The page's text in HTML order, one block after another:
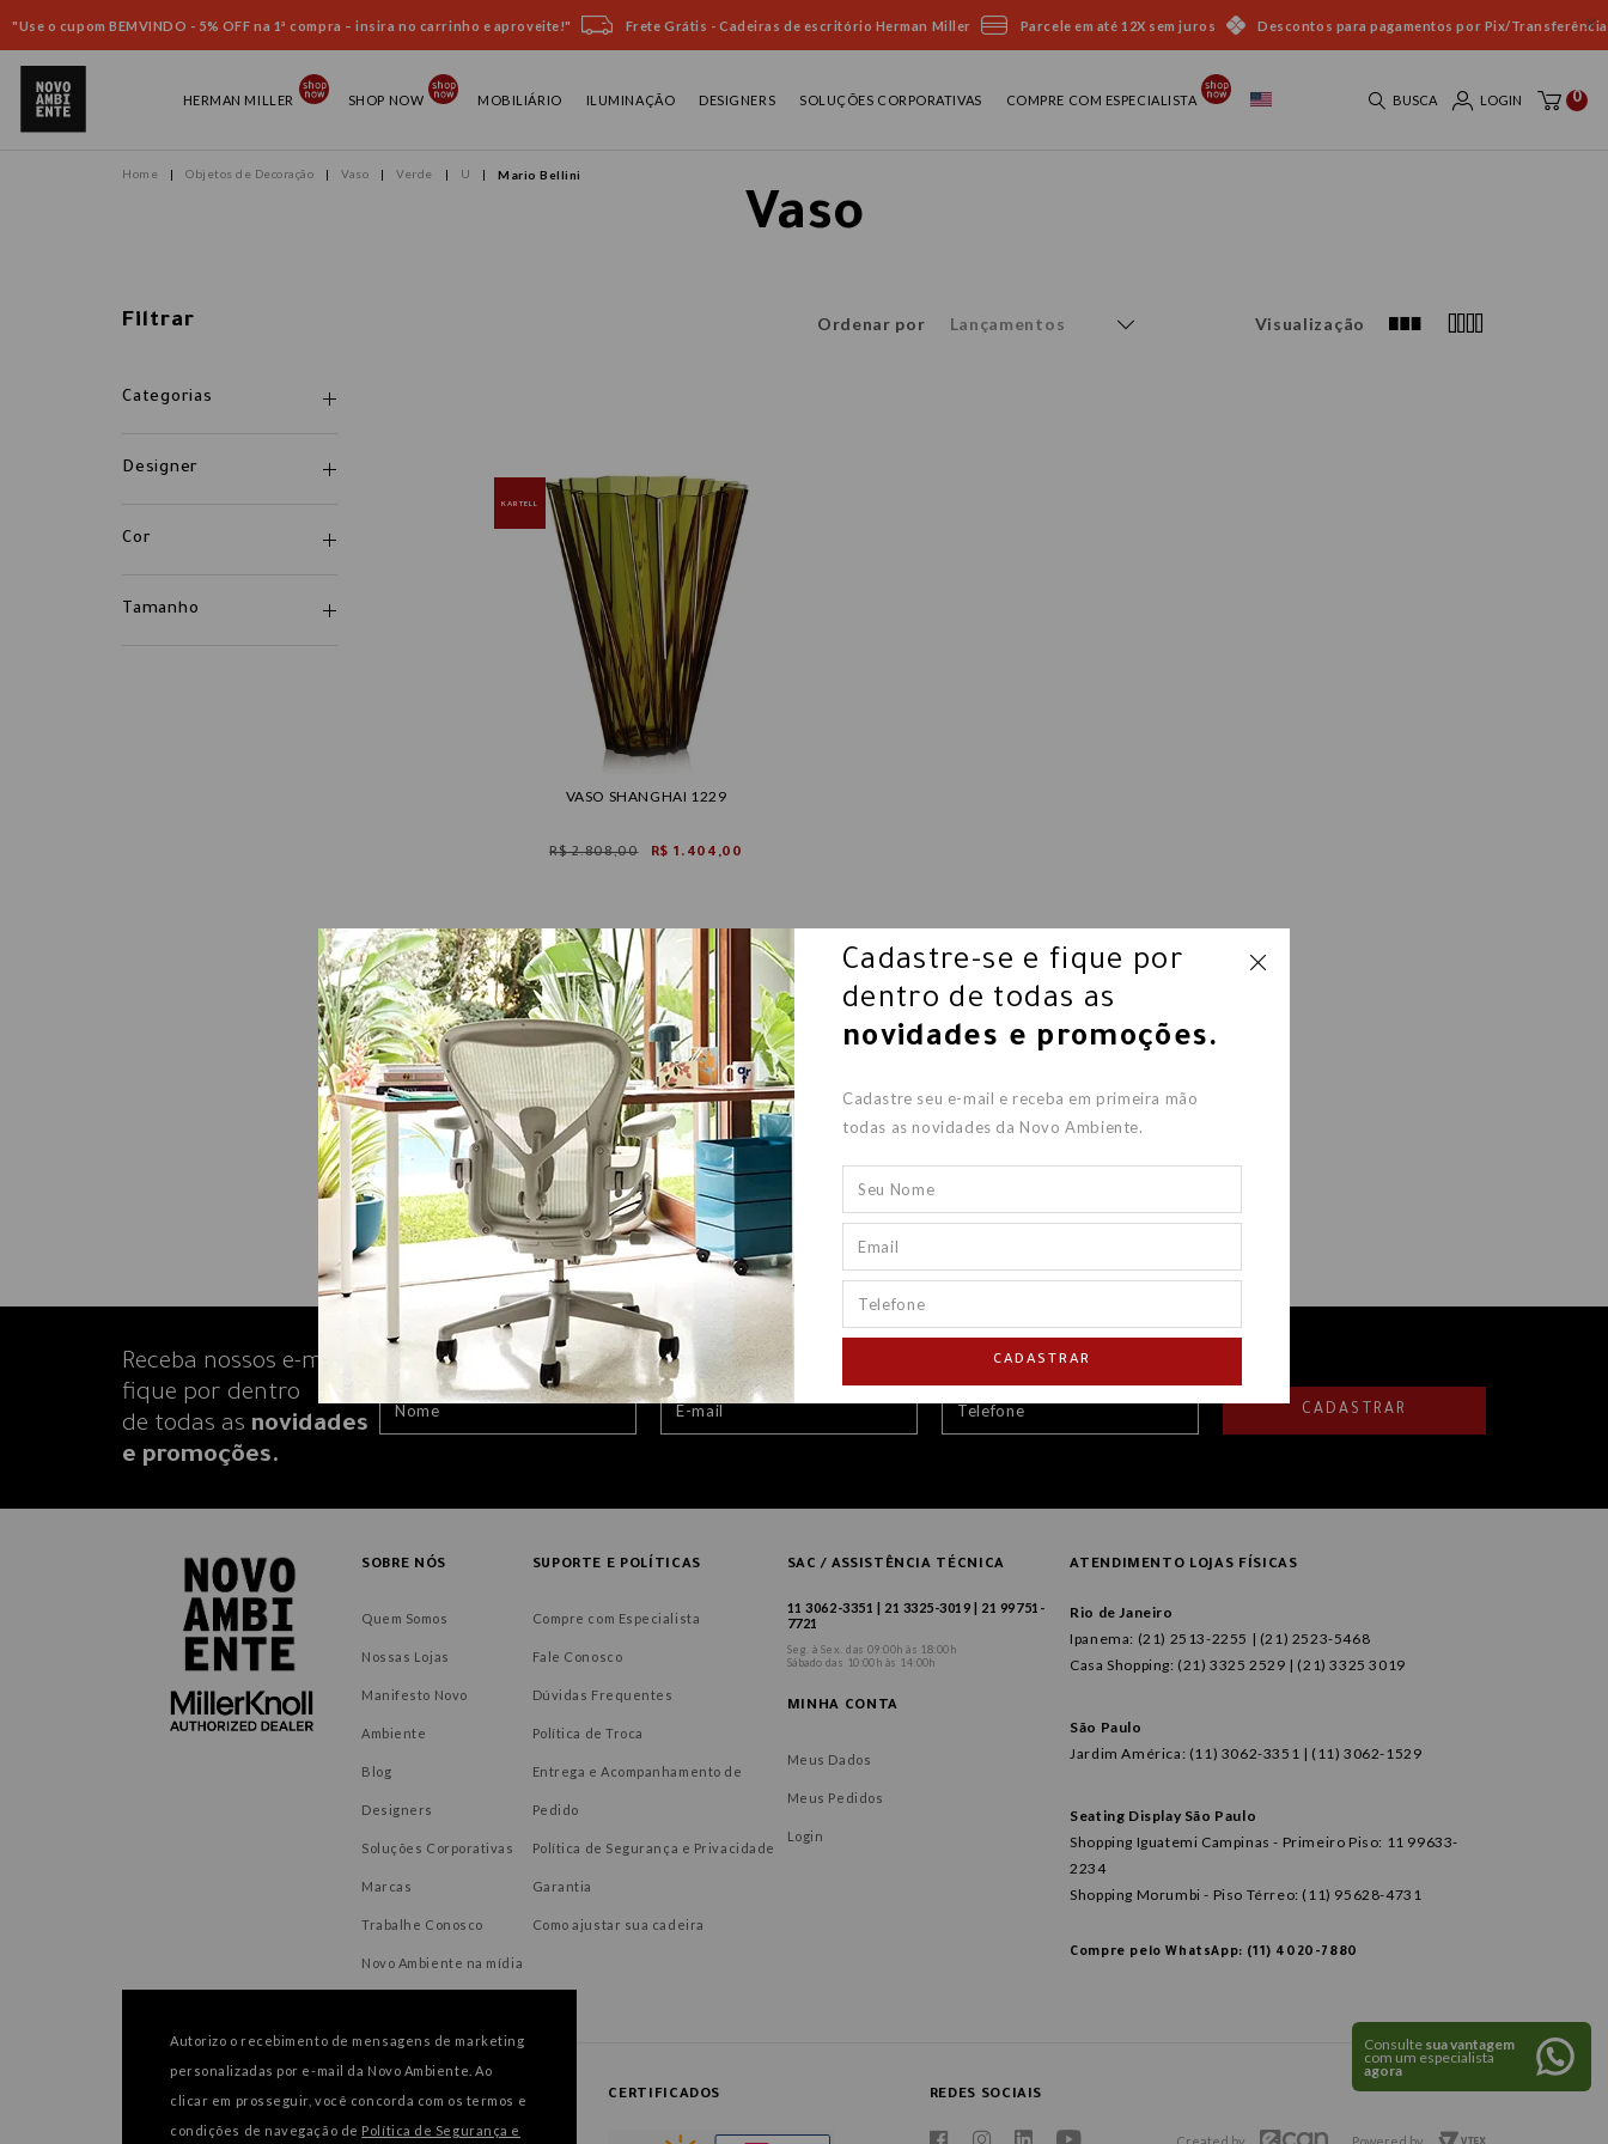
"Use o cupom BEMVINDO - 5% OFF na 1ª compra – insira no carrinho e aproveite!" Frete Grátis - Cadeiras de escritório Herman Miller Parcele em até 12X sem juros Descontos para pagamentos por Pix/Transferência
HERMAN MILLER SHOP NOW MOBILIÁRIO ILUMINAÇÃO DESIGNERS SOLUÇÕES CORPORATIVAS COMPRE COM ESPECIALISTA BUSCA LOGIN 0
Objetos de Decoração Vaso Verde U Mario Bellini
Vaso
Filtrar
Categorias
Designer
Cor
Tamanho
Ordenar por Lançamentos Visualização
VASO SHANGHAI 1229
R$ 2.808,00 R$ 1.404,00
KARTELL
Receba nossos e-mails e
fique por dentro
de todas as novidades
e promoções.
CADASTRAR
SOBRE NÓS
Quem Somos
Nossas Lojas
Manifesto Novo
Ambiente
Blog
Designers
Soluções Corporativas
Marcas
Trabalhe Conosco
Novo Ambiente na mídia
SUPORTE E POLÍTICAS
Compre com Especialista
Fale Conosco
Dúvidas Frequentes
Política de Troca
Entrega e Acompanhamento de
Pedido
Política de Segurança e Privacidade
Garantia
Como ajustar sua cadeira
SAC / ASSISTÊNCIA TÉCNICA
11 3062-3351 | 21 3325-3019 | 21 99751-
7721
Seg. à Sex. das 09:00h às 18:00h
Sábado das 10:00h às 14:00h
MINHA CONTA
Meus Dados
Meus Pedidos
Login
ATENDIMENTO LOJAS FÍSICAS
Rio de Janeiro
Ipanema: (21) 2513-2255 | (21) 2523-5468
Casa Shopping: (21) 3325 2529 | (21) 3325 3019
São Paulo
Jardim América: (11) 3062-3351 | (11) 3062-1529
Seating Display São Paulo
Shopping Iguatemi Campinas - Primeiro Piso: 11 99633-
2234
Shopping Morumbi - Piso Térreo: (11) 95628-4731
Compre pelo WhatsApp: (11) 4020-7880
FORMAS DE PAGAMENTO CERTIFICADOS REDES SOCIAIS
Created by Powered by
Cadastre-se e fique por
dentro de todas as
novidades e promoções.
Cadastre seu e-mail e receba em primeira mão
todas as novidades da Novo Ambiente.
CADASTRAR
Autorizo o recebimento de mensagens de marketing
personalizadas por e-mail da Novo Ambiente. Ao
clicar em prosseguir, você concorda com os termos e
condições de navegação de Política de Segurança e
Consulte sua vantagem
com um especialista
agora